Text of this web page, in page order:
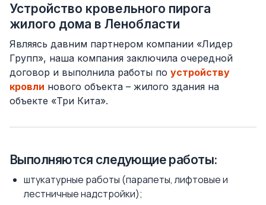
Устройство кровельного пирога
жилого дома в Ленобласти
Являясь давним партнером компании «Лидер
Групп», наша компания заключила очередной
договор и выполнила работы по устройству
кровли нового объекта – жилого здания на
объекте «Три Кита».
Выполняются следующие работы:
штукатурные работы (парапеты, лифтовые и
лестничные надстройки);